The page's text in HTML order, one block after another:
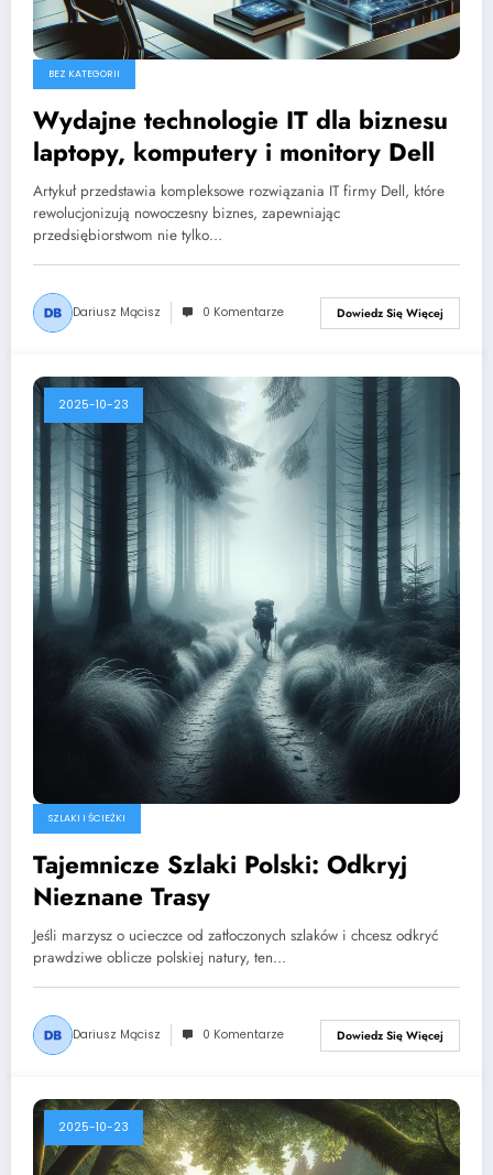
BEZ KATEGORII
Wydajne technologie IT dla biznesu
laptopy, komputery i monitory Dell
Artykuł przedstawia kompleksowe rozwiązania IT firmy Dell, które
rewolucjonizują nowoczesny biznes, zapewniając
przedsiębiorstwom nie tylko…
Dariusz Mącisz 0 Komentarze Dowiedz Się Więcej
2025-10-23
SZLAKI I ŚCIEŻKI
Tajemnicze Szlaki Polski: Odkryj
Nieznane Trasy
Jeśli marzysz o ucieczce od zatłoczonych szlaków i chcesz odkryć
prawdziwe oblicze polskiej natury, ten…
Dariusz Mącisz 0 Komentarze Dowiedz Się Więcej
2025-10-23